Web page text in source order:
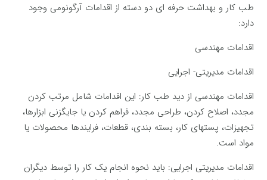
طب کار و بهداشت حرفه ای دو دسته از اقدامات آرگونومی وجود
دارد:
اقدامات مهندسی
اقدامات مدیریتی- اجرایی
اقدامات مهندسی از دید طب کار: این اقدامات شامل مرتب کردن
مجدد، اصلاح کردن، طراحی مجدد، فراهم کردن یا جایگزنی ابزارها،
تجهیزات، پستهای کار، بسته بندی، قطعات، فرایندها محصولات یا
مواد است.
اقدامات مدیریتی اجرایی: باید نحوه انجام یک کار را توسط دیگران